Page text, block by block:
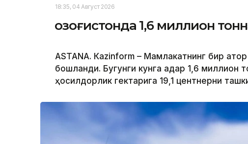
18:35, 04 Август 2026
Қозоғистонда 1,6 миллион
ASTANА. Кazinform – Мамлакатнинг бир
бошланди. Бугунги кунга қадар 1,6 миллион
ҳосилдорлик гектарига 19,1 центнерни